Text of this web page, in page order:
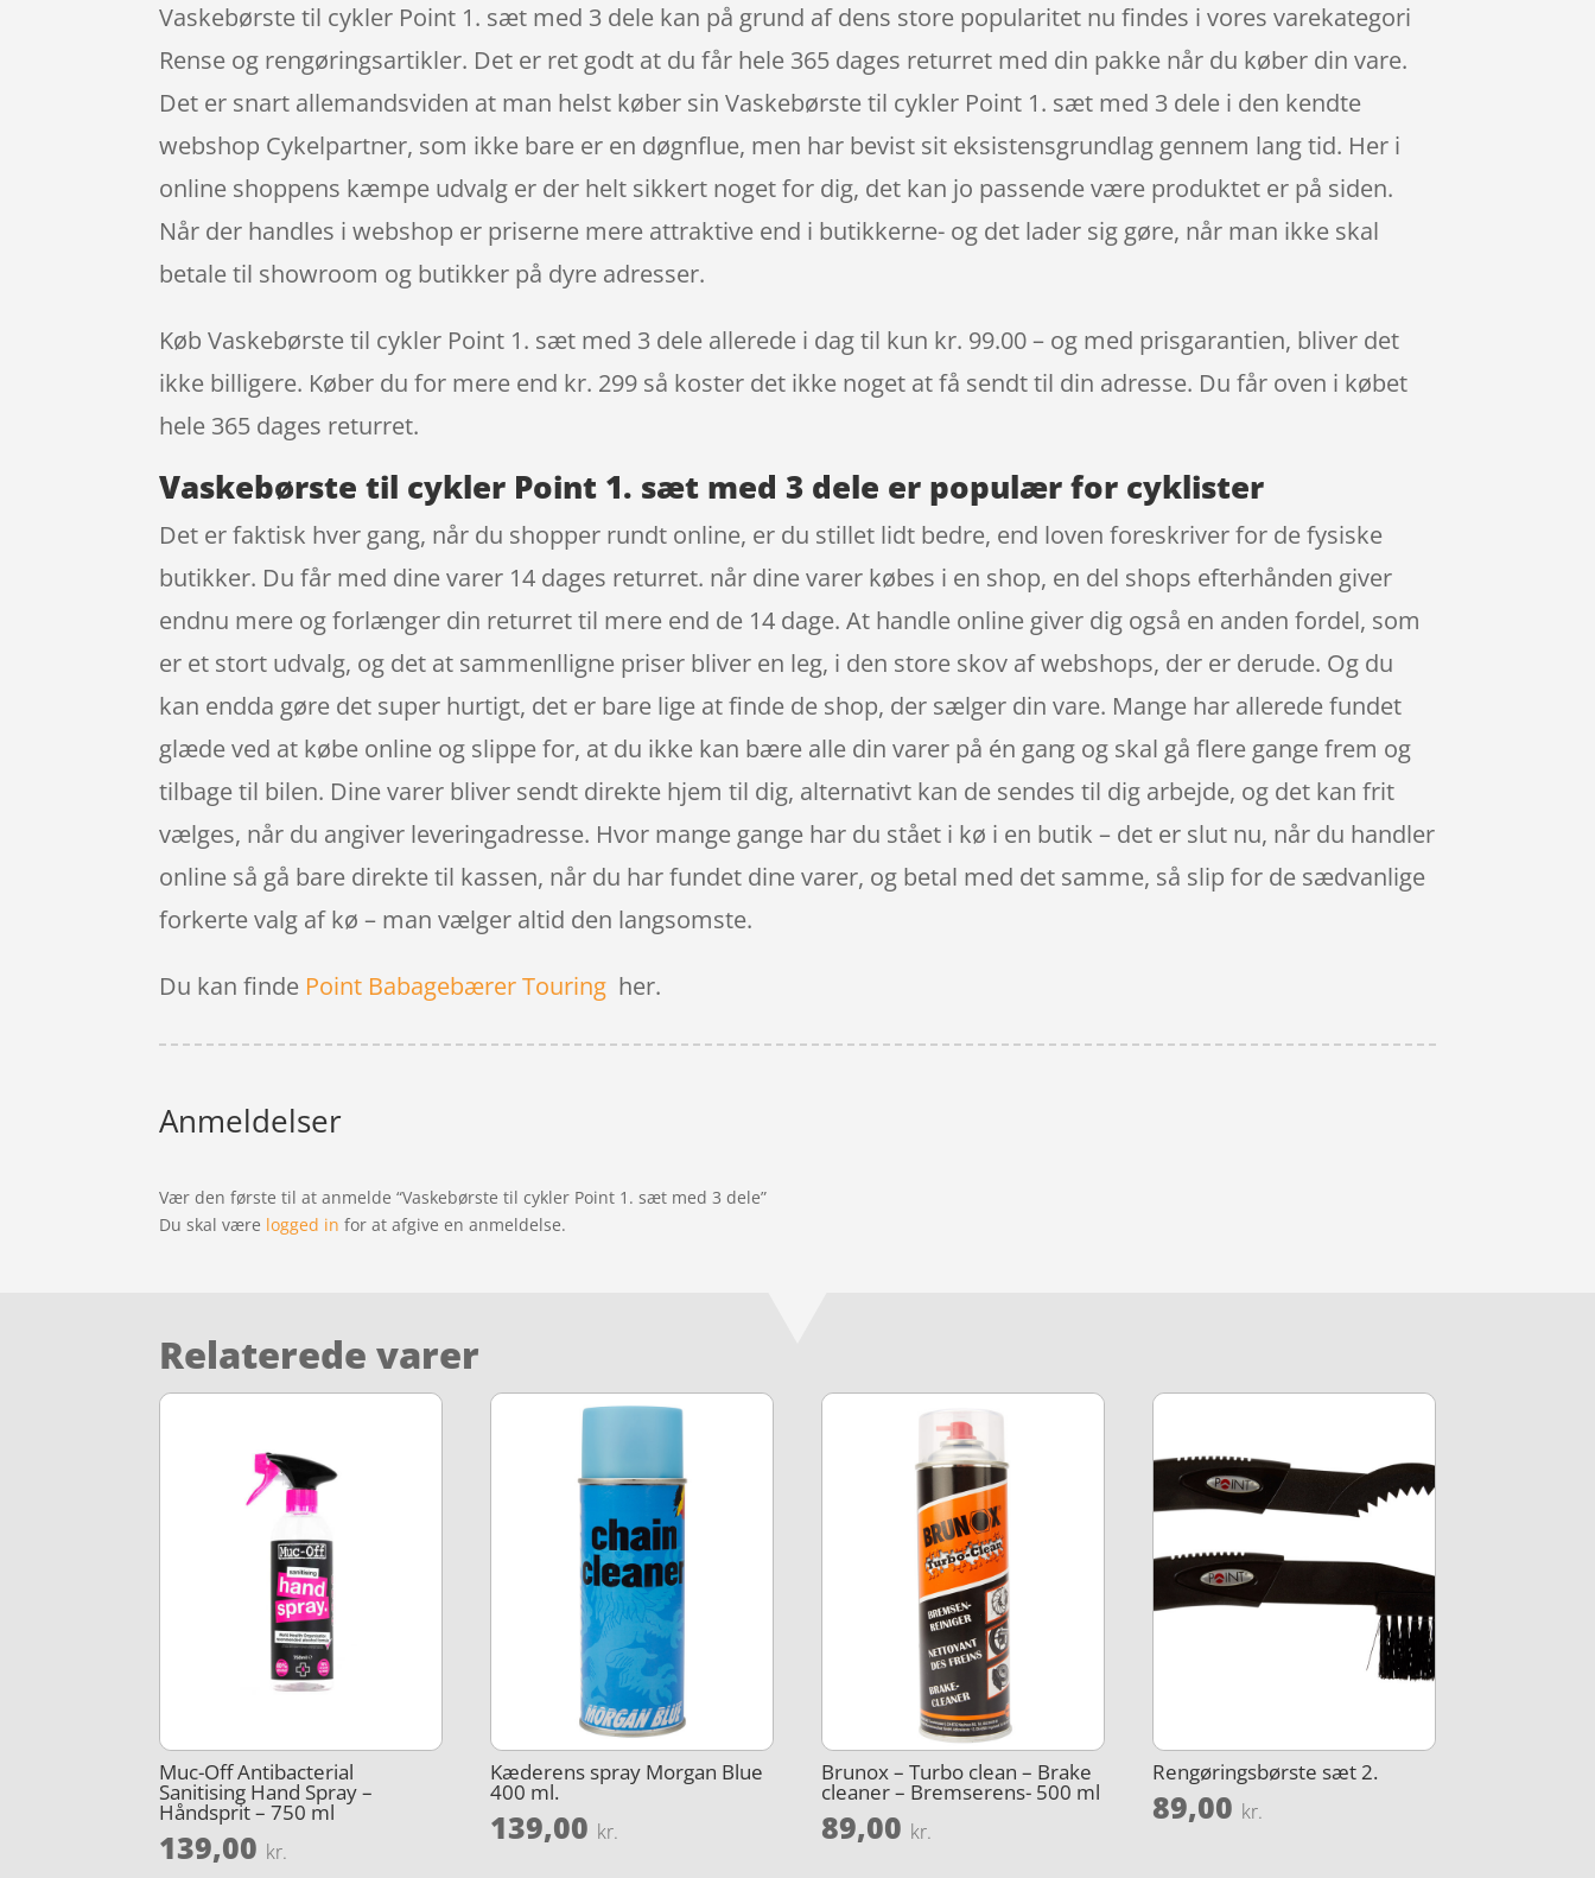
Vaskebørste til cykler Point 1. sæt med 3 dele kan på grund af dens store popularitet nu findes i vores varekategori
Rense og rengøringsartikler. Det er ret godt at du får hele 365 dages returret med din pakke når du køber din vare.
Det er snart allemandsviden at man helst køber sin Vaskebørste til cykler Point 1. sæt med 3 dele i den kendte
webshop Cykelpartner, som ikke bare er en døgnflue, men har bevist sit eksistensgrundlag gennem lang tid. Her i
online shoppens kæmpe udvalg er der helt sikkert noget for dig, det kan jo passende være produktet er på siden.
Når der handles i webshop er priserne mere attraktive end i butikkerne- og det lader sig gøre, når man ikke skal
betale til showroom og butikker på dyre adresser.
Køb Vaskebørste til cykler Point 1. sæt med 3 dele allerede i dag til kun kr. 99.00 – og med prisgarantien, bliver det
ikke billigere. Køber du for mere end kr. 299 så koster det ikke noget at få sendt til din adresse. Du får oven i købet
hele 365 dages returret.
Vaskebørste til cykler Point 1. sæt med 3 dele er populær for cyklister
Det er faktisk hver gang, når du shopper rundt online, er du stillet lidt bedre, end loven foreskriver for de fysiske
butikker. Du får med dine varer 14 dages returret. når dine varer købes i en shop, en del shops efterhånden giver
endnu mere og forlænger din returret til mere end de 14 dage. At handle online giver dig også en anden fordel, som
er et stort udvalg, og det at sammenlligne priser bliver en leg, i den store skov af webshops, der er derude. Og du
kan endda gøre det super hurtigt, det er bare lige at finde de shop, der sælger din vare. Mange har allerede fundet
glæde ved at købe online og slippe for, at du ikke kan bære alle din varer på én gang og skal gå flere gange frem og
tilbage til bilen. Dine varer bliver sendt direkte hjem til dig, alternativt kan de sendes til dig arbejde, og det kan frit
vælges, når du angiver leveringadresse. Hvor mange gange har du stået i kø i en butik – det er slut nu, når du handler
online så gå bare direkte til kassen, når du har fundet dine varer, og betal med det samme, så slip for de sædvanlige
forkerte valg af kø – man vælger altid den langsomste.
Du kan finde Point Babagebærer Touring her.
Anmeldelser
Vær den første til at anmelde “Vaskebørste til cykler Point 1. sæt med 3 dele”
Du skal være logged in for at afgive en anmeldelse.
Relaterede varer
Muc-Off Antibacterial
Sanitising Hand Spray –
Håndsprit – 750 ml
139,00 kr.
Kæderens spray Morgan Blue
400 ml.
139,00 kr.
Brunox – Turbo clean – Brake
cleaner – Bremserens- 500 ml
89,00 kr.
Rengøringsbørste sæt 2.
89,00 kr.